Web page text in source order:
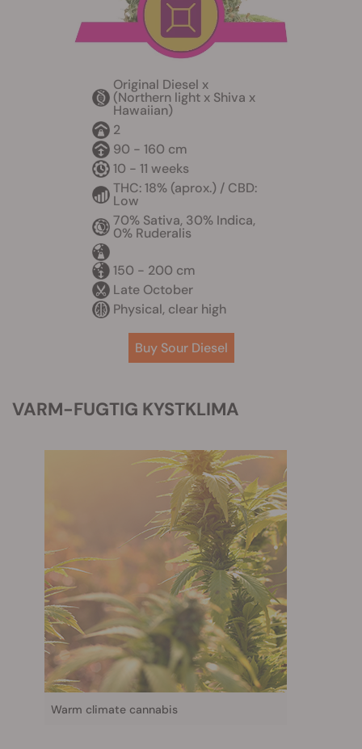
Original Diesel x
(Northern light x Shiva x
Hawaiian)
2
90 - 160 cm
10 - 11 weeks
THC: 18% (aprox.) / CBD:
Low
70% Sativa, 30% Indica,
0% Ruderalis
150 - 200 cm
Late October
Physical, clear high
Buy Sour Diesel
VARM-FUGTIG KYSTKLIMA
Warm climate cannabis